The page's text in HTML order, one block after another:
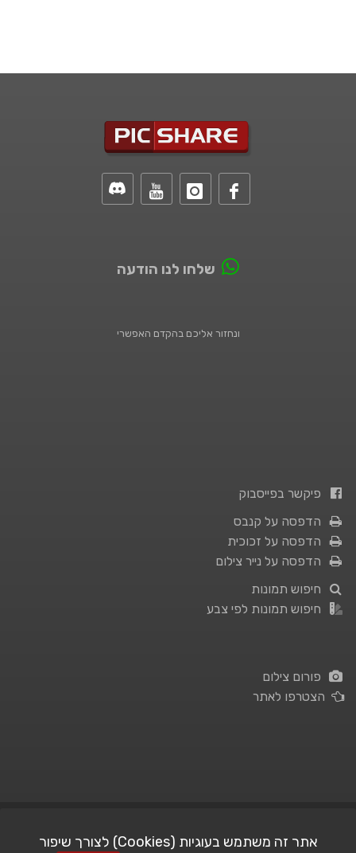
שלחו לנו הודעה
ונחזור אליכם בהקדם האפשרי
פיקשר בפייסבוק
הדפסה על קנבס
הדפסה על זכוכית
הדפסה על נייר צילום
חיפוש תמונות
חיפוש תמונות לפי צבע
פורום צילום
הצטרפו לאתר
אתר זה משתמש בעוגיות (Cookies) לצורך שיפור